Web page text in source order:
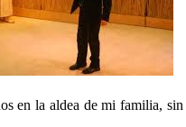
en la aldea de mi familia,